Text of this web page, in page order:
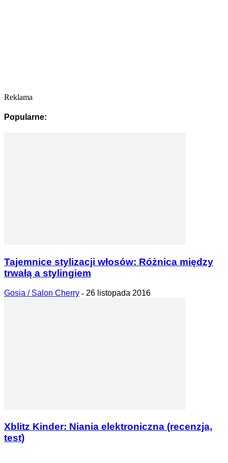
Reklama
Popularne:
Tajemnice stylizacji włosów: Różnica między
trwałą a stylingiem
Gosia / Salon Cherry - 26 listopada 2016
Xblitz Kinder: Niania elektroniczna (recenzja,
test)